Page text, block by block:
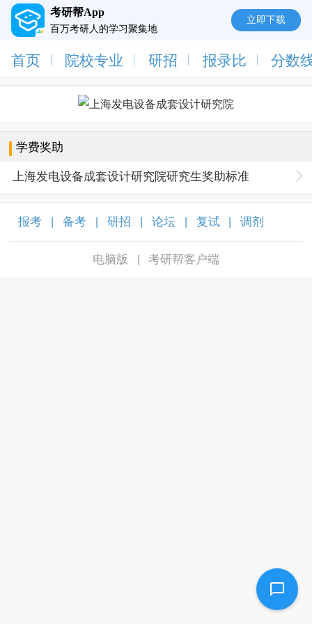
考研帮App
百万考研人的学习聚集地
立即下载
首页 院校专业 研招 报录比 分数
学费奖助
上海发电设备成套设计研究院研究生奖助标准
报考 备考 研招 论坛 复试 调剂
电脑版 考研帮客户端